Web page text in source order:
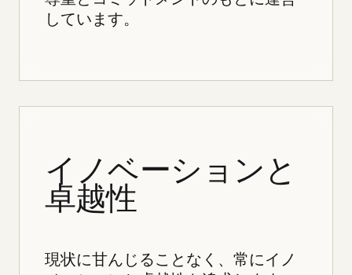
しています。
イノベーションと
卓越性
現状に甘んじることなく、常にイノ